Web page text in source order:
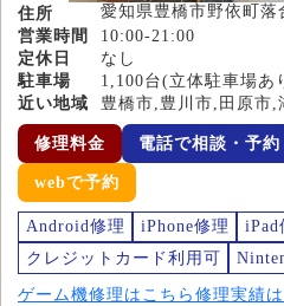
住所
愛知県豊橋市野依町
営業時間
10:00-21:00
定休日
なし
駐車場
1,100台(立体駐車場あ
近い地域
豊橋市,豊川市,田原市
修理料金 電話で相談・予約
webで予約
Android修理 iPhone修理
iPad
クレジットカード利用可
ゲーム機修理はこちら 修理実績